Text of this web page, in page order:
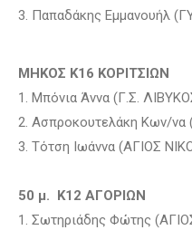
3. Παπαδάκης Εμμανουήλ
ΜΗΚΟΣ Κ16 ΚΟΡΙΤΣΙΩΝ
1. Μπόνια Άννα (Γ.Σ.
2. Ασπροκουτελάκη Κων/
3. Τότση Ιωάννα (ΑΓΙΟΣ
50 μ. Κ12 ΑΓΟΡΙΩΝ
1. Σωτηριάδης Φώτης